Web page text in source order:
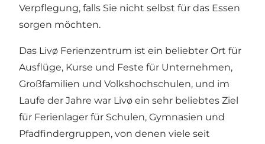
Verpflegung, falls Sie nicht selbst für das Essen
sorgen möchten.
Das Livø Ferienzentrum ist ein beliebter Ort für
Ausflüge, Kurse und Feste für Unternehmen,
Großfamilien und Volkshochschulen, und im
Laufe der Jahre war Livø ein sehr beliebtes Ziel
für Ferienlager für Schulen, Gymnasien und
Pfadfindergruppen, von denen viele seit